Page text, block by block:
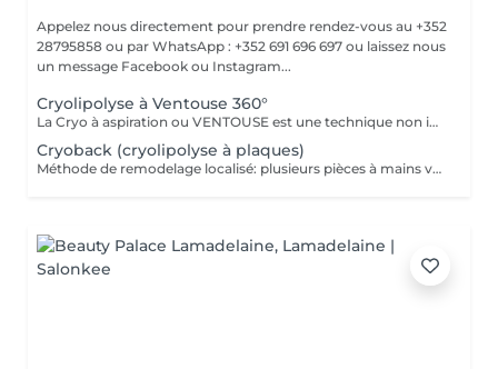
Appelez nous directement pour prendre rendez-vous au +352
28795858 ou par WhatsApp : +352 691 696 697 ou laissez nous
un message Facebook ou Instagram...
Cryolipolyse à Ventouse 360°
La Cryo à aspiration ou VENTOUSE est une technique non invasive visant à se débarrasser d'un bourrelet disgracieux qui ne part pas avec des séances de sport ou un régime draconien. Une accumulation de tissu gras à un endroit de votre corps et qui vous gène.
Cryoback (cryolipolyse à plaques)
Méthode de remodelage localisé: plusieurs pièces à mains vont traiter une zone localisée pour détruire les graisses et raffermir la zone, et renforcer profondément les muscles.